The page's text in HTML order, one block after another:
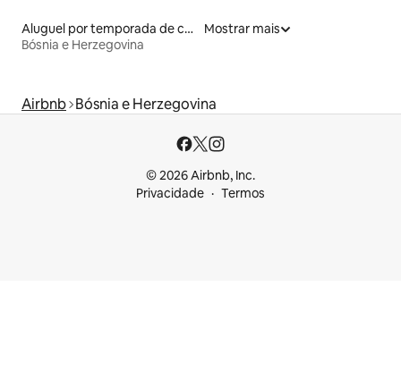
Aluguel por temporada de casas na terra
Bósnia e Herzegovina
Mostrar mais
Airbnb Bósnia e Herzegovina
© 2026 Airbnb, Inc.
Privacidade
Termos